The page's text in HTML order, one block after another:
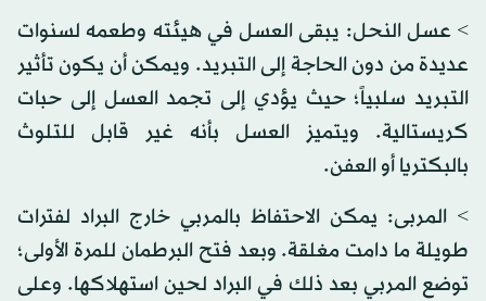
> عسل النحل: يبقى العسل في هيئته وطعمه لسنوات
عديدة من دون الحاجة إلى التبريد. ويمكن أن يكون تأثير
التبريد سلبياً؛ حيث يؤدي إلى تجمد العسل إلى حبات
كريستالية. ويتميز العسل بأنه غير قابل للتلوث
بالبكتريا أو العفن.
> المربى: يمكن الاحتفاظ بالمربي خارج البراد لفترات
طويلة ما دامت مغلقة. وبعد فتح البرطمان للمرة الأولى؛
توضع المربي بعد ذلك في البراد لحين استهلاكها. وعلى